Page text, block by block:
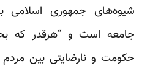
شیوه‌های جمهوری اسلامی
جامعه است و “هرقدر که
حکومت و نارضایتی بین مردم